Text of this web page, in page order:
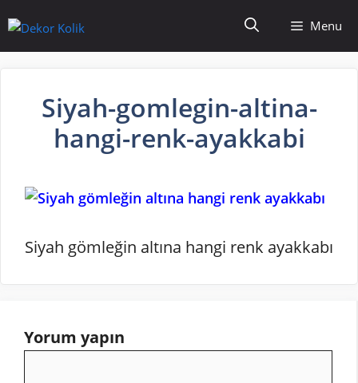
atla
Menu
Siyah-gomlegin-altina-
hangi-renk-ayakkabi
Siyah gömleğin altına hangi renk ayakkabı
Yorum yapın